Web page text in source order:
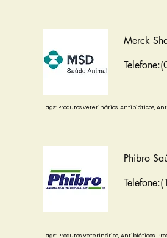
Merck
Tags: Produtos veterinários, Antibióticos,
Phibro
Tags: Produtos Veterinários, Antibióticos,